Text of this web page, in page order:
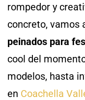
rompedor y
concreto, vamos
peinados para
cool del
modelos, hasta
en Coachella